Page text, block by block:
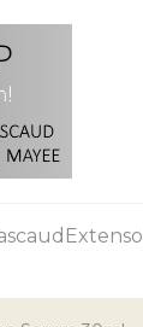
Extenso